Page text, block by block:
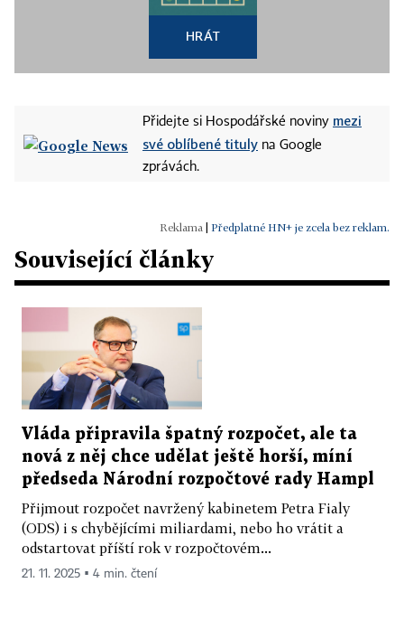
HRÁT
Přidejte si Hospodářské noviny mezi
své oblíbené tituly na Google
zprávách.
Předplatné HN+ je zcela bez reklam.
Související články
Vláda připravila špatný rozpočet, ale ta
nová z něj chce udělat ještě horší, míní
předseda Národní rozpočtové rady Hampl
Přijmout rozpočet navržený kabinetem Petra Fialy
(ODS) i s chybějícími miliardami, nebo ho vrátit a
odstartovat příští rok v rozpočtovém...
21. 11. 2025 ▪ 4 min. čtení